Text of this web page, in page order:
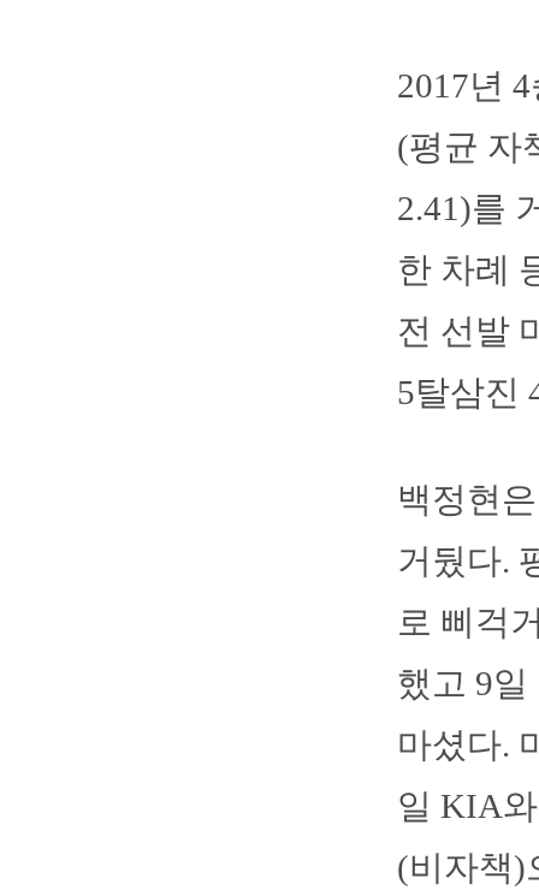
2017년
(평균 자
2.41)를
한 차례
전 선발
5탈삼진
백정현
거뒀다.
로 삐걱
했고 9
마셨다.
일 KIA
(비자책)